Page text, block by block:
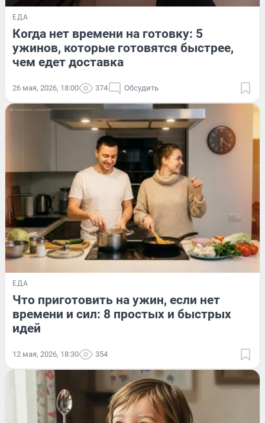
ЕДА
Когда нет времени на готовку: 5
ужинов, которые готовятся быстрее,
чем едет доставка
26 мая, 2026, 18:00 374 Обсудить
ЕДА
Что приготовить на ужин, если нет
времени и сил: 8 простых и быстрых
идей
12 мая, 2026, 18:30 354